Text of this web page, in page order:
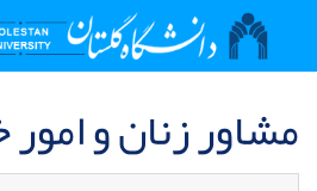
مشاور زنان و امور